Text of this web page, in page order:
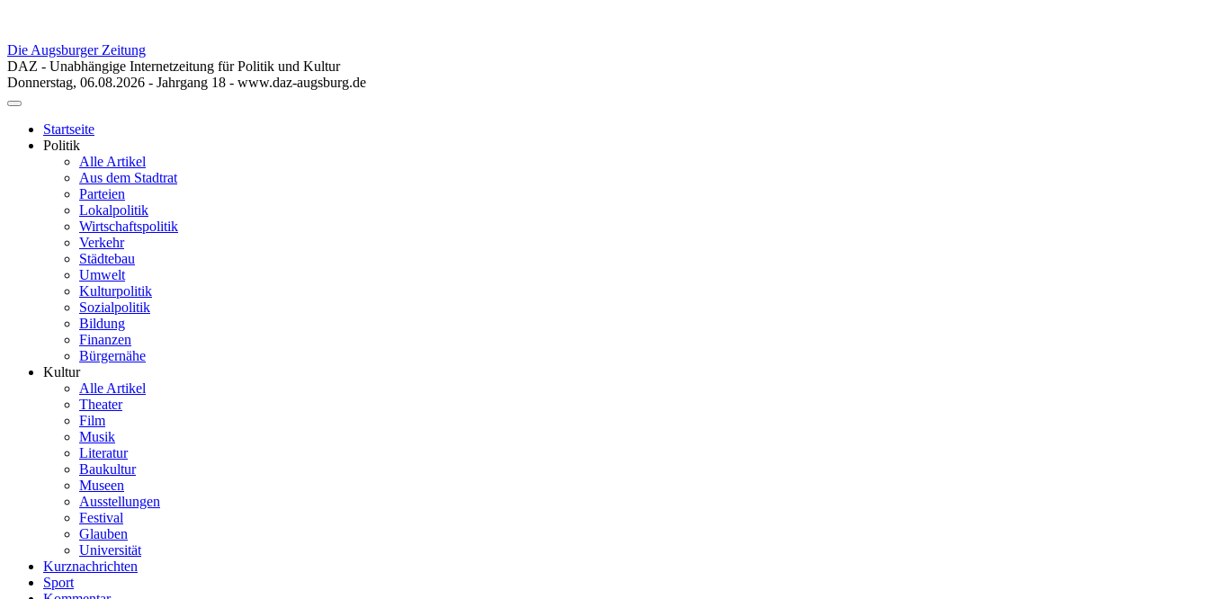
Die Augsburger Zeitung
DAZ - Unabhängige Internetzeitung für Politik und Kultur
Donnerstag, 06.08.2026 - Jahrgang 18 - www.daz-augsburg.de
Toggle
navigationStartseite
Politik
Alle Artikel
Aus dem Stadtrat
Parteien
Lokalpolitik
Wirtschaftspolitik
Verkehr
Städtebau
Umwelt
Kulturpolitik
Sozialpolitik
Bildung
Finanzen
Bürgernähe
Kultur
Alle Artikel
Theater
Film
Musik
Literatur
Baukultur
Museen
Ausstellungen
Festival
Glauben
Universität
Kurznachrichten
Sport